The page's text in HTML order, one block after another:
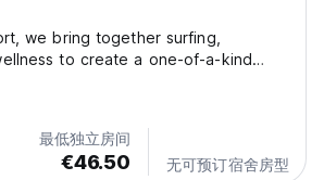
we bring together surfing,
to create a one-of-a-kind
you’re a surfer, an active
seeking unforgettable moments in...
最低独立房间
€46.50 无可预订宿舍房型